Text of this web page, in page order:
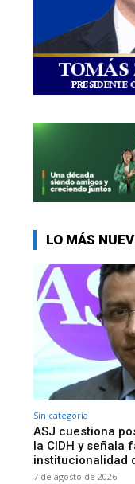
LO MÁS
Sin categoría
ASJ cuestiona
la CIDH y señala
institucionalidad
7 de agosto de 2026